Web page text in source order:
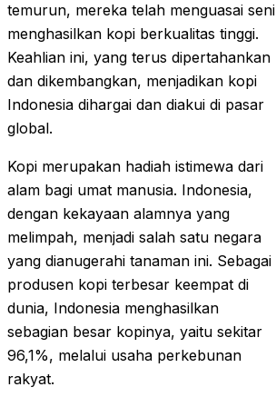
temurun, mereka telah menguasai seni
menghasilkan kopi berkualitas tinggi.
Keahlian ini, yang terus dipertahankan
dan dikembangkan, menjadikan kopi
Indonesia dihargai dan diakui di pasar
global.
Kopi merupakan hadiah istimewa dari
alam bagi umat manusia. Indonesia,
dengan kekayaan alamnya yang
melimpah, menjadi salah satu negara
yang dianugerahi tanaman ini. Sebagai
produsen kopi terbesar keempat di
dunia, Indonesia menghasilkan
sebagian besar kopinya, yaitu sekitar
96,1%, melalui usaha perkebunan
rakyat.